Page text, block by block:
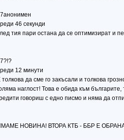
46 секунди
тия пари остана да се оптимизират и
12 минути
толкова да сме го закъсали и толкова
наглост! Това е обида към
говориш с едно писмо и няма да
НОВИНА! ВТОРА КТБ - ББР Е